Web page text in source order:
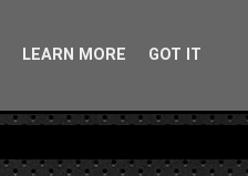
LEARN MORE GOT IT